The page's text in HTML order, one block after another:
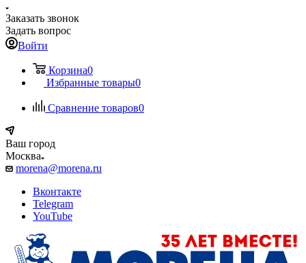
Заказать звонок
Задать вопрос
Войти
Корзина0
Избранные товары0
Сравнение товаров0
Ваш город
Москва
morena@morena.ru
Вконтакте
Telegram
YouTube